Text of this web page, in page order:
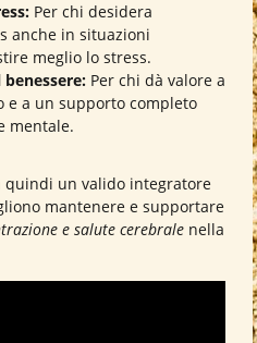
Per chi desidera
anche in situazioni
meglio lo stress.
Per chi dà valore a
e a un supporto completo
mentale.
quindi un valido integratore
mantenere e supportare
e salute cerebrale nella